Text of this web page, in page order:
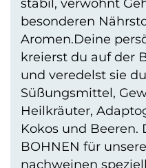
stabil, verwöhnt
besonderen
Aromen.Deine
kreierst du auf der
und veredelst sie
Süßungsmittel,
Heilkräuter,
Kokos und Beeren.
BOHNEN für
nachweinen